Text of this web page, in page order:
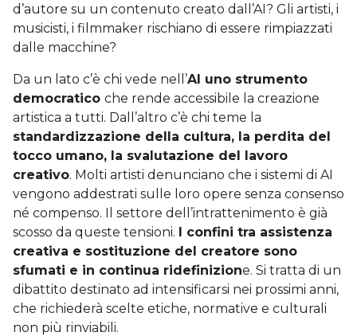
d’autore su un contenuto creato dall’AI? Gli artisti, i
musicisti, i filmmaker rischiano di essere rimpiazzati
dalle macchine?
Da un lato c’è chi vede nell’AI uno strumento
democratico che rende accessibile la creazione
artistica a tutti. Dall’altro c’è chi teme la
standardizzazione della cultura, la perdita del
tocco umano, la svalutazione del lavoro
creativo. Molti artisti denunciano che i sistemi di AI
vengono addestrati sulle loro opere senza consenso
né compenso. Il settore dell’intrattenimento è già
scosso da queste tensioni. I confini tra assistenza
creativa e sostituzione del creatore sono
sfumati e in continua ridefinizione. Si tratta di un
dibattito destinato ad intensificarsi nei prossimi anni,
che richiederà scelte etiche, normative e culturali
non più rinviabili.